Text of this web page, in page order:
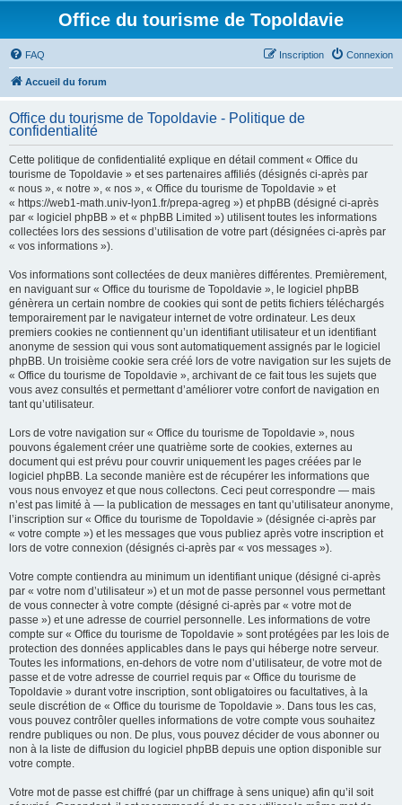
Office du tourisme de Topoldavie
FAQ Connexion
Inscription
Accueil du forum
Office du tourisme de Topoldavie - Politique de
confidentialité
Cette politique de confidentialité explique en détail comment « Office du
tourisme de Topoldavie » et ses partenaires affiliés (désignés ci-après par
« nous », « notre », « nos », « Office du tourisme de Topoldavie » et
« https://web1-math.univ-lyon1.fr/prepa-agreg ») et phpBB (désigné ci-après
par « logiciel phpBB » et « phpBB Limited ») utilisent toutes les informations
collectées lors des sessions d’utilisation de votre part (désignées ci-après par
« vos informations »).
Vos informations sont collectées de deux manières différentes. Premièrement,
en naviguant sur « Office du tourisme de Topoldavie », le logiciel phpBB
génèrera un certain nombre de cookies qui sont de petits fichiers téléchargés
temporairement par le navigateur internet de votre ordinateur. Les deux
premiers cookies ne contiennent qu’un identifiant utilisateur et un identifiant
anonyme de session qui vous sont automatiquement assignés par le logiciel
phpBB. Un troisième cookie sera créé lors de votre navigation sur les sujets de
« Office du tourisme de Topoldavie », archivant de ce fait tous les sujets que
vous avez consultés et permettant d’améliorer votre confort de navigation en
tant qu’utilisateur.
Lors de votre navigation sur « Office du tourisme de Topoldavie », nous
pouvons également créer une quatrième sorte de cookies, externes au
document qui est prévu pour couvrir uniquement les pages créées par le
logiciel phpBB. La seconde manière est de récupérer les informations que
vous nous envoyez et que nous collectons. Ceci peut correspondre — mais
n’est pas limité à — la publication de messages en tant qu’utilisateur anonyme,
l’inscription sur « Office du tourisme de Topoldavie » (désignée ci-après par
« votre compte ») et les messages que vous publiez après votre inscription et
lors de votre connexion (désignés ci-après par « vos messages »).
Votre compte contiendra au minimum un identifiant unique (désigné ci-après
par « votre nom d’utilisateur ») et un mot de passe personnel vous permettant
de vous connecter à votre compte (désigné ci-après par « votre mot de
passe ») et une adresse de courriel personnelle. Les informations de votre
compte sur « Office du tourisme de Topoldavie » sont protégées par les lois de
protection des données applicables dans le pays qui héberge notre serveur.
Toutes les informations, en-dehors de votre nom d’utilisateur, de votre mot de
passe et de votre adresse de courriel requis par « Office du tourisme de
Topoldavie » durant votre inscription, sont obligatoires ou facultatives, à la
seule discrétion de « Office du tourisme de Topoldavie ». Dans tous les cas,
vous pouvez contrôler quelles informations de votre compte vous souhaitez
rendre publiques ou non. De plus, vous pouvez décider de vous abonner ou
non à la liste de diffusion du logiciel phpBB depuis une option disponible sur
votre compte.
Votre mot de passe est chiffré (par un chiffrage à sens unique) afin qu’il soit